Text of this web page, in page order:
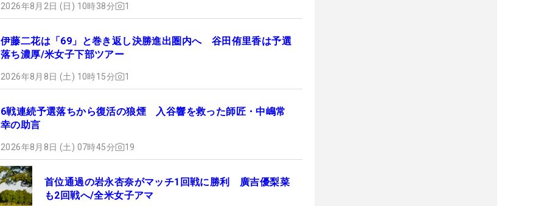
2026年8月2日 (日) 10時38分 1
伊藤二花は「69」と巻き返し決勝進出圏内へ 谷田侑里香は予選
落ち濃厚/米女子下部ツアー
2026年8月8日 (土) 10時15分 1
6戦連続予選落ちから復活の狼煙 入谷響を救った師匠・中嶋常
幸の助言
2026年8月8日 (土) 07時45分 19
首位通過の岩永杏奈がマッチ1回戦に勝利 廣吉優梨菜
も2回戦へ/全米女子アマ